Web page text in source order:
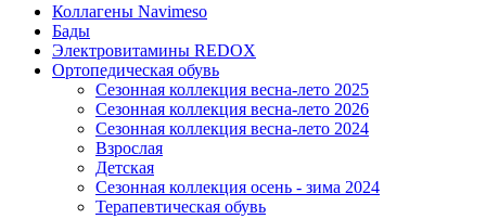
Коллагены Navimeso
Бады
Электровитамины REDOX
Ортопедическая обувь
Сезонная коллекция весна-лето 2025
Сезонная коллекция весна-лето 2026
Сезонная коллекция весна-лето 2024
Взрослая
Детская
Сезонная коллекция осень - зима 2024
Терапевтическая обувь